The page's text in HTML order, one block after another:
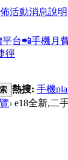
活動消息說明
平台📲手機月
徑
熱搜: 手機
› e18全新,二